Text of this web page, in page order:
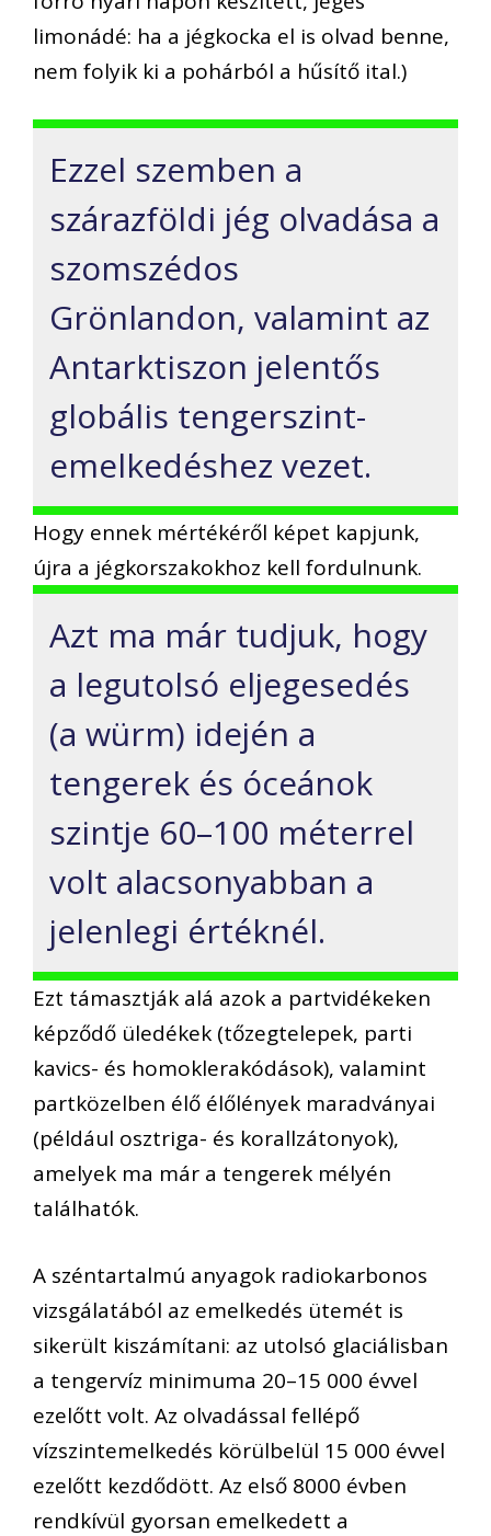
limonádé: ha a jégkocka el is olvad benne,
nem folyik ki a pohárból a hűsítő ital.)
Ezzel szemben a
szárazföldi jég olvadása a
szomszédos
Grönlandon, valamint az
Antarktiszon jelentős
globális tengerszint-
emelkedéshez vezet.
Hogy ennek mértékéről képet kapjunk,
újra a jégkorszakokhoz kell fordulnunk.
Azt ma már tudjuk, hogy
a legutolsó eljegesedés
(a würm) idején a
tengerek és óceánok
szintje 60–100 méterrel
volt alacsonyabban a
jelenlegi értéknél.
Ezt támasztják alá azok a partvidékeken
képződő üledékek (tőzegtelepek, parti
kavics- és homoklerakódások), valamint
partközelben élő élőlények maradványai
(például osztriga- és korallzátonyok),
amelyek ma már a tengerek mélyén
találhatók.
A széntartalmú anyagok radiokarbonos
vizsgálatából az emelkedés ütemét is
sikerült kiszámítani: az utolsó glaciálisban
a tengervíz minimuma 20–15 000 évvel
ezelőtt volt. Az olvadással fellépő
vízszintemelkedés körülbelül 15 000 évvel
ezelőtt kezdődött. Az első 8000 évben
rendkívül gyorsan emelkedett a